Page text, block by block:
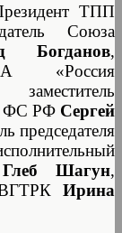
ТПП
Союза
Богданов,
«Россия
ФС РФ Сергей
председателя
Глеб Шагун,
ВГТРК Ирина